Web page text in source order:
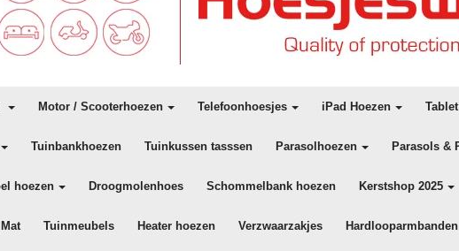
Motor / Scooterhoezen Telefoonhoesjes iPad Hoezen
Tuinbankhoezen Tuinkussen tasssen Parasolhoezen Parasols &
hoezen Droogmolenhoes Schommelbank hoezen Kerstshop 2025
Tuinmeubels Heater hoezen Verzwaarzakjes Hardlooparmbanden